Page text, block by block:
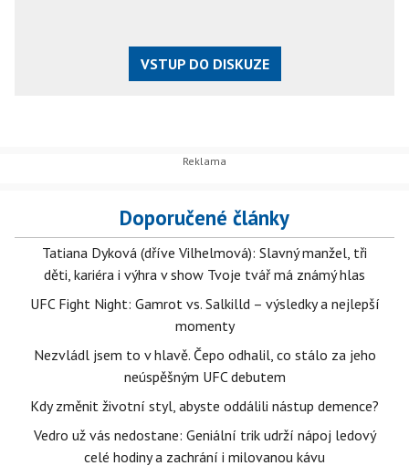
VSTUP DO DISKUZE
Doporučené články
Tatiana Dyková (dříve Vilhelmová): Slavný manžel, tři
děti, kariéra i výhra v show Tvoje tvář má známý hlas
UFC Fight Night: Gamrot vs. Salkilld – výsledky a nejlepší
momenty
Nezvládl jsem to v hlavě. Čepo odhalil, co stálo za jeho
neúspěšným UFC debutem
Kdy změnit životní styl, abyste oddálili nástup demence?
Vedro už vás nedostane: Geniální trik udrží nápoj ledový
celé hodiny a zachrání i milovanou kávu